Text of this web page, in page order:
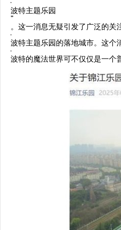
·
波特主题乐园
”
。这一消息无疑引发了广泛的关
·
波特主题乐园的落地城市。这个
·
波特的魔法世界可不仅仅是一个